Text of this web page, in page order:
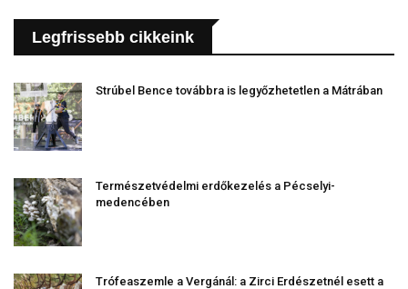
Legfrissebb cikkeink
Strúbel Bence továbbra is legyőzhetetlen a Mátrában
Természetvédelmi erdőkezelés a Pécselyi-
medencében
Trófeaszemle a Vergánál: a Zirci Erdészetnél esett a